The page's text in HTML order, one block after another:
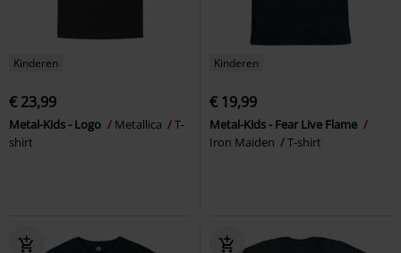
Kinderen
€ 23,99
Metal-Kids - Logo Metallica
T-
shirt
Kinderen
€ 19,99
Metal-Kids - Fear Live Flame
Iron Maiden
T-shirt